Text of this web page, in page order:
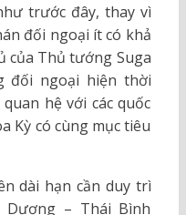
trước đây, thay vì
đối ngoại ít có khả
của Thủ tướng Suga
đối ngoại hiện thời
hệ với các quốc
Kỳ có cùng mục tiêu
dài hạn cần duy trì
– Thái Bình